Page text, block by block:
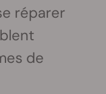
réparer
de